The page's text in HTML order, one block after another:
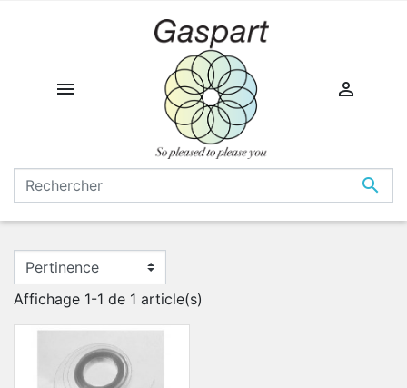



Affichage 1-1 de 1 article(s)